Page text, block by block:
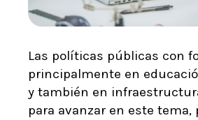
Las políticas públicas con
principalmente en
y también en
para avanzar en este tema,